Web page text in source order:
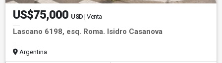
US$75,000 USD | Venta
Lascano 6198, esq. Roma. Isidro Casanova
Argentina